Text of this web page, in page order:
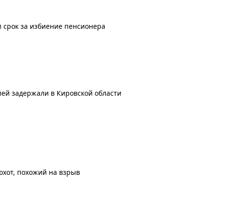
за избиение пенсионера
задержали в Кировской области
похожий на взрыв